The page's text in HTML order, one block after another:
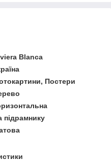
Blanca
Постери
підрамнику